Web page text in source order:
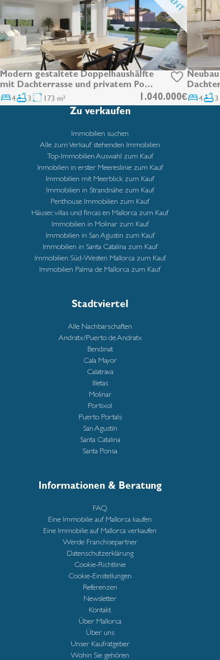
Modern gestaltete Doppelhaushälfte
mit Dachterrasse und privatem Pool
in Maioris
4 3 173 m² 1.040.000€Maioris
4
3
Zu verkaufen
Immobilien suchen
Alle zum Verkauf stehenden Immobilien
Top-Immobilien Auswahl zum Kauf
Inmobilien in erster Meereslinie zum Kauf
Immobilien mit Meerblick zum Kauf
Immobilien in Strandnähe zum Kauf
Penthouse Immobilien zum Kauf
Häuser, villas und fincas en Mallorca zum Kauf
Immobilien in Molinar zum Kauf
Immobilien in San Agustin zum Kauf
Immobilien in Santa Catalina zum Kauf
Immobilien Süd-Westen Mallorca zum Kauf
Immobilien Palma de Mallorca zum Kauf
Stadtviertel
Alle Nachbarschaften
Andratx/Puerto de Andratx
Bendinat
Cala Mayor
Calatrava
Illetas
Molinar
Portixol
Puerto Portals
San Agustín
Santa Catalina
Santa Ponsa
Informationen & Beratung
FAQ
Eine Immobilie auf Mallorca kaufen
Eine Immobilie auf Mallorca verkaufen
Werde Franchisepartner
Datenschutzerklärung
Cookie-Richtlinie
Cookie-Einstellungen
Referenzen
Newsletter
Kontakt
Über Mallorca
Über uns
Unser Kaufratgeber
Wohin Sie gehören